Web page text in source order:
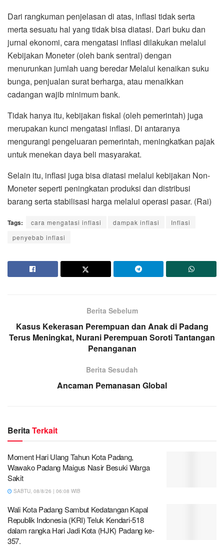
Dari rangkuman penjelasan di atas, inflasi tidak serta
merta sesuatu hal yang tidak bisa diatasi. Dari buku dan
jurnal ekonomi, cara mengatasi inflasi dilakukan melalui
Kebijakan Moneter (oleh bank sentral) dengan
menurunkan jumlah uang beredar Melalui kenaikan suku
bunga, penjualan surat berharga, atau menaikkan
cadangan wajib minimum bank.
Tidak hanya itu, kebijakan fiskal (oleh pemerintah) juga
merupakan kunci mengatasi inflasi. Di antaranya
mengurangi pengeluaran pemerintah, meningkatkan pajak
untuk menekan daya beli masyarakat.
Selain itu, inflasi juga bisa diatasi melalui kebijakan Non-
Moneter seperti peningkatan produksi dan distribusi
barang serta stabilisasi harga melalui operasi pasar. (Rai)
Tags: cara mengatasi inflasi dampak inflasi
Inflasi
penyebab inflasi
Berita Sebelum
Kasus Kekerasan Perempuan dan Anak di Padang
Terus Meningkat, Nurani Perempuan Soroti Tantangan
Penanganan
Berita Sesudah
Ancaman Pemanasan Global
BeritaTerkait
Moment Hari Ulang Tahun Kota Padang,
Wawako Padang Maigus Nasir Besuki Warga
Sakit
SABTU, 08/8/26 | 06:08 WIB
Wali Kota Padang Sambut Kedatangan Kapal
Republik Indonesia (KRI) Teluk Kendari-518
dalam rangka Hari Jadi Kota (HJK) Padang ke-
357.